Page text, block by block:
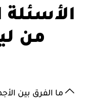
الأسئلة
من
ما الفرق بين